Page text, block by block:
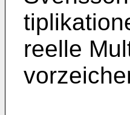
reelle